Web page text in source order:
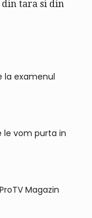
tara si din
la examenul
le vom purta in
Magazin